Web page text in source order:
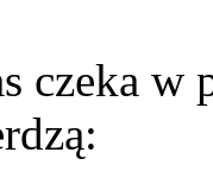
czeka w